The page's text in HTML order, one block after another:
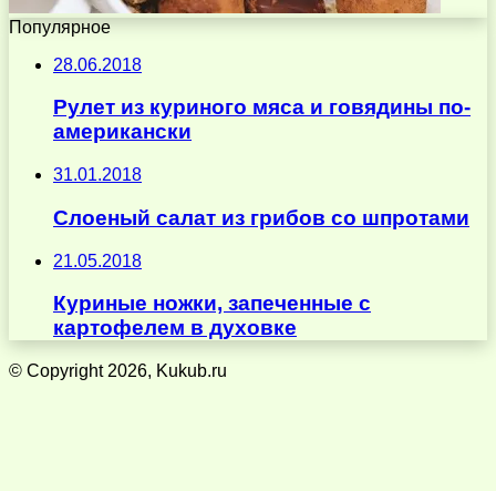
Популярное
28.06.2018
Рулет из куриного мяса и говядины по-
американски
31.01.2018
Слоеный салат из грибов со шпротами
21.05.2018
Куриные ножки, запеченные с
картофелем в духовке
© Copyright 2026, Kukub.ru